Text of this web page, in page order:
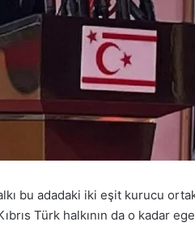
bu adadaki iki eşit kurucu
Türk halkının da o kadar